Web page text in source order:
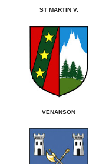
ST MARTIN V.
VENANSON